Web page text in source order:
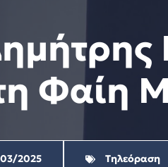
Φαίη
2025 Τηλεόραση